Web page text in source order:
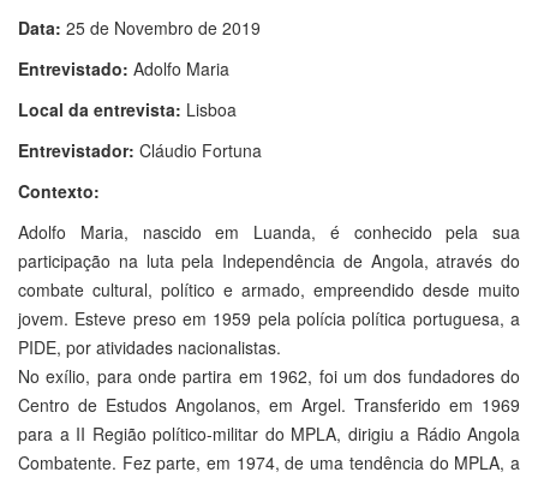
Data: 25 de Novembro de 2019
Entrevistado: Adolfo Maria
Local da entrevista: Lisboa
Entrevistador: Cláudio Fortuna
Contexto:
Adolfo Maria, nascido em Luanda, é conhecido pela sua
participação na luta pela Independência de Angola, através do
combate cultural, político e armado, empreendido desde muito
jovem. Esteve preso em 1959 pela polícia política portuguesa, a
PIDE, por atividades nacionalistas.
No exílio, para onde partira em 1962, foi um dos fundadores do
Centro de Estudos Angolanos, em Argel. Transferido em 1969
para a II Região político-militar do MPLA, dirigiu a Rádio Angola
Combatente. Fez parte, em 1974, de uma tendência do MPLA, a